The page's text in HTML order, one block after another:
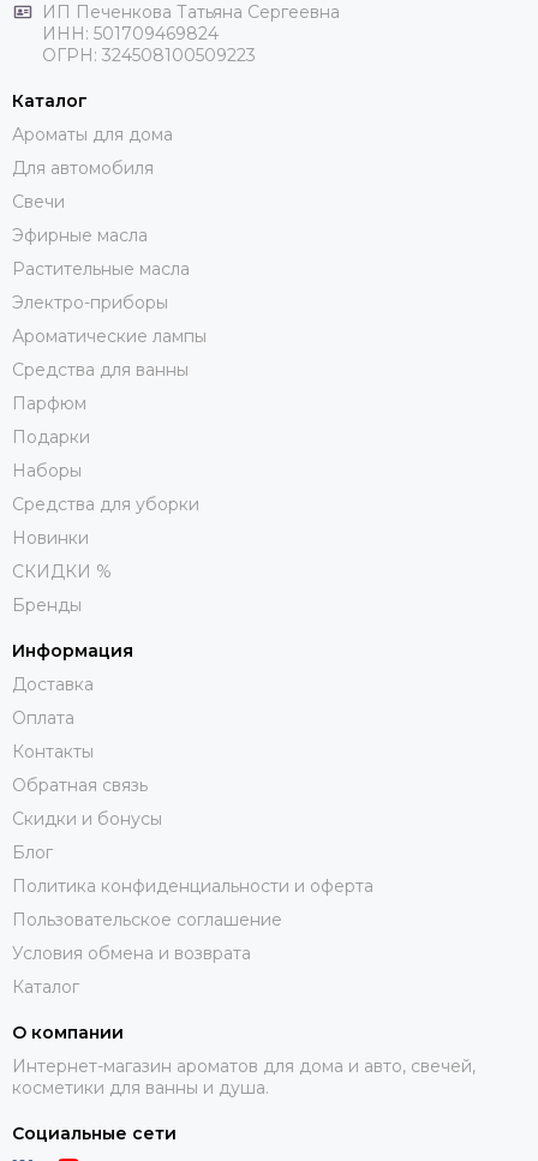
ИП Печенкова Татьяна Сергеевна
ИНН: 501709469824
ОГРН: 324508100509223
Каталог
Ароматы для дома
Для автомобиля
Свечи
Эфирные масла
Растительные масла
Электро-приборы
Ароматические лампы
Средства для ванны
Парфюм
Подарки
Наборы
Средства для уборки
Новинки
СКИДКИ %
Бренды
Информация
Доставка
Оплата
Контакты
Обратная связь
Скидки и бонусы
Блог
Политика конфиденциальности и оферта
Пользовательское соглашение
Условия обмена и возврата
Каталог
О компании
Интернет-магазин ароматов для дома и авто, свечей,
косметики для ванны и душа.
Социальные сети